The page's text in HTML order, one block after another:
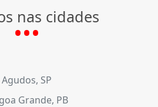
nas cidades
Agudos, SP
Grande, PB